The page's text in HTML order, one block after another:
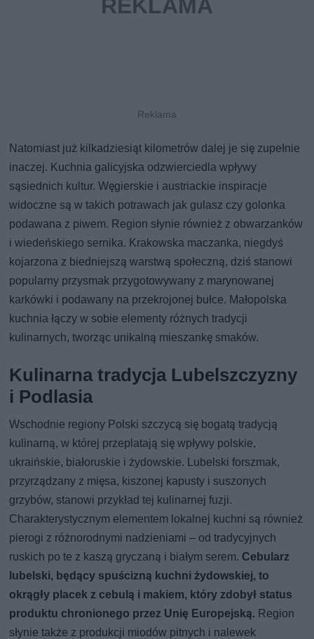
Natomiast już kilkadziesiąt kilometrów dalej je się zupełnie
inaczej. Kuchnia galicyjska odzwierciedla wpływy
sąsiednich kultur. Węgierskie i austriackie inspiracje
widoczne są w takich potrawach jak gulasz czy golonka
podawana z piwem. Region słynie również z obwarzanków
i wiedeńskiego sernika. Krakowska maczanka, niegdyś
kojarzona z biedniejszą warstwą społeczną, dziś stanowi
popularny przysmak przygotowywany z marynowanej
karkówki i podawany na przekrojonej bułce. Małopolska
kuchnia łączy w sobie elementy różnych tradycji
kulinarnych, tworząc unikalną mieszankę smaków.
Kulinarna tradycja Lubelszczyzny
i Podlasia
Wschodnie regiony Polski szczycą się bogatą tradycją
kulinarną, w której przeplatają się wpływy polskie,
ukraińskie, białoruskie i żydowskie. Lubelski forszmak,
przyrządzany z mięsa, kiszonej kapusty i suszonych
grzybów, stanowi przykład tej kulinarnej fuzji.
Charakterystycznym elementem lokalnej kuchni są również
pierogi z różnorodnymi nadzieniami – od tradycyjnych
ruskich po te z kaszą gryczaną i białym serem. Cebularz
lubelski, będący spuścizną kuchni żydowskiej, to
okrągły placek z cebulą i makiem, który zdobył status
produktu chronionego przez Unię Europejską. Region
słynie także z produkcji miodów pitnych i nalewek